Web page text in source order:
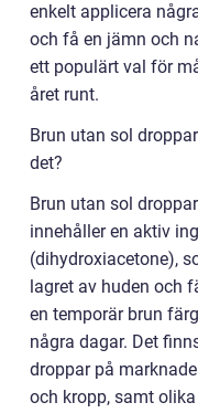
enkelt applicera
och få en jämn och
ett populärt val för
året runt.
Brun utan sol
det?
Brun utan sol
innehåller en aktiv
(dihydroxiacetone),
lagret av huden och
en temporär brun
några dagar. Det
droppar på
och kropp, samt